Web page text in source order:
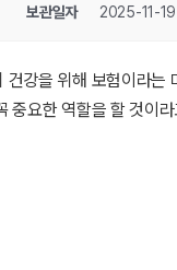
보관일자 2025-11-19
건강을 위해 보험이라는
중요한 역할을 할 것이